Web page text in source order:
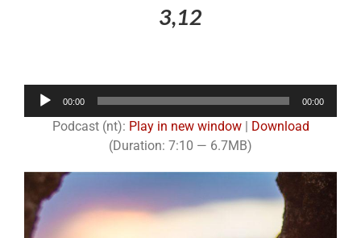
3,12
00:00 00:00
Podcast (nt): Play in new window| Download
(Duration: 7:10 — 6.7MB)